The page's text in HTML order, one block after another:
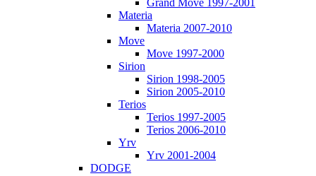
Materia
Materia 2007-2010
Move
Move 1997-2000
Sirion
Sirion 1998-2005
Sirion 2005-2010
Terios
Terios 1997-2005
Terios 2006-2010
Yrv
Yrv 2001-2004
DODGE